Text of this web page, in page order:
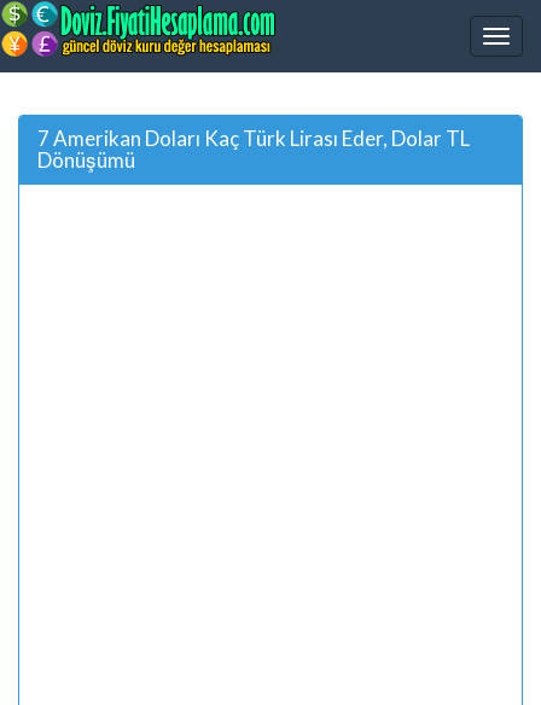
7 Amerikan Doları Kaç Türk Lirası Eder, Dolar TL
Dönüşümü